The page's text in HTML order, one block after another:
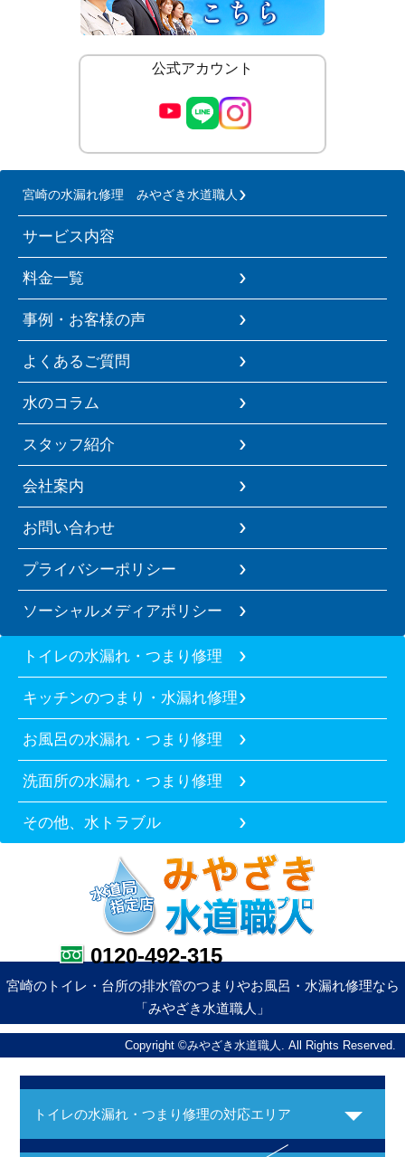
公式アカウント
宮崎の水漏れ修理 みやざき水道職人
サービス内容
料金一覧
事例・お客様の声
よくあるご質問
水のコラム
スタッフ紹介
会社案内
お問い合わせ
プライバシーポリシー
ソーシャルメディアポリシー
トイレの水漏れ・つまり修理
キッチンのつまり・水漏れ修理
お風呂の水漏れ・つまり修理
洗面所の水漏れ・つまり修理
その他、水トラブル
0120-492-315
宮崎のトイレ・台所の排水管のつまりやお風呂・水漏れ修理なら
「みやざき水道職人」
Copyright ©みやざき水道職人. All Rights Reserved.
トイレの水漏れ・つまり修理の対応エリア